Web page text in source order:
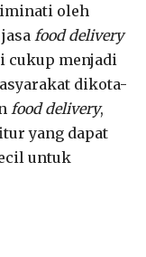
oleh
food delivery
cukup menjadi
dikota-
food delivery,
yang dapat
untuk